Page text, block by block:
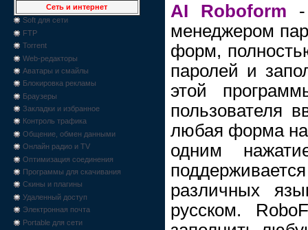
Сеть и интернет
Soft для сети
FTP
Torrent
Web-редакторы
Аватары и смайлы
Блокировка рекламы
Браузеры
Закладки и избранное
Контроль трафика
Общение, обмен данными
Онлайн радио и TV
Оптимизация соединения
Программы для скачивания
Скины и плагины
Удаленный доступ
Электронная почта
Portable для сети
AI Roboform -
менеджером
форм,
паролей и
этой
пользователя
любая форма на
одним
различных
русском.